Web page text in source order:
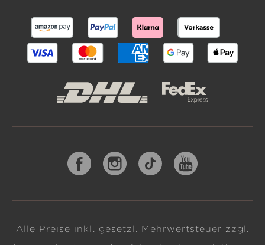
Alle Preise inkl. gesetzl. Mehrwertsteuer zzgl.